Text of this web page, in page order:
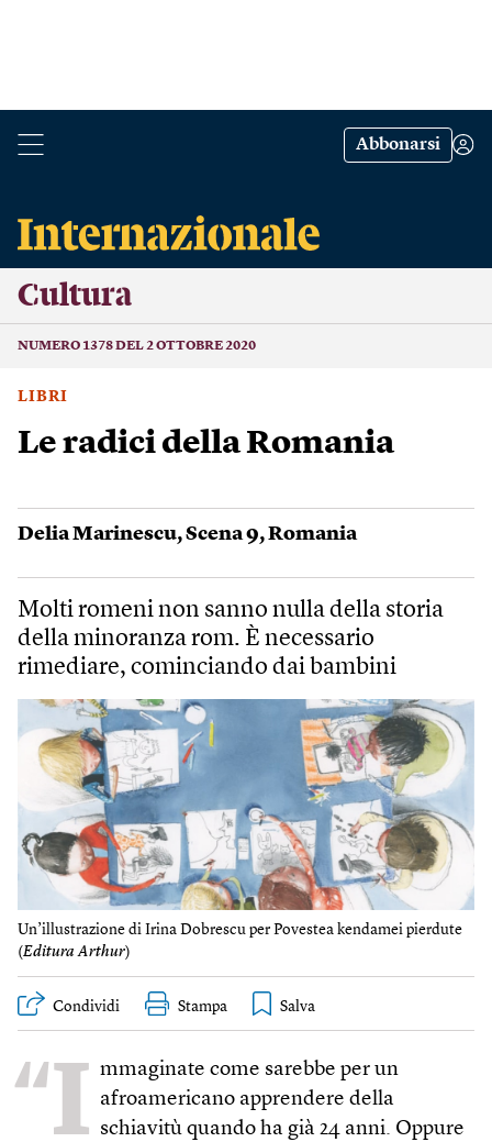
Abbonarsi
Cultura
NUMERO 1378 DEL 2 OTTOBRE 2020
LIBRI
Le radici della Romania
Delia Marinescu,Scena 9,Romania
Molti romeni non sanno nulla della storia
della minoranza rom. È necessario
rimediare, cominciando dai bambini
Un’illustrazione di Irina Dobrescu per Povestea kendamei pierdute
(Editura Arthur)
Condividi Stampa
“I mmaginate come sarebbe per un
afroamericano apprendere della
schiavitù quando ha già 24 anni. Oppure